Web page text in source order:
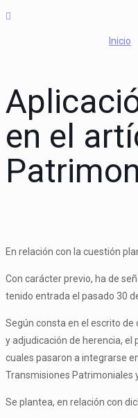
Inicio
en el
En relación con la cuestión
Con carácter previo, ha de
tenido entrada el pasado 30
Según consta en el escrito
y adjudicación de herencia, el
cuales pasaron a integrarse
Transmisiones Patrimoniales
Se plantea, en relación con